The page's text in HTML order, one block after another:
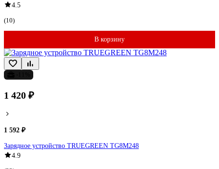
4.5
(10)
В корзину
1 420 ₽
1 592 ₽
Зарядное устройство TRUEGREEN TG8M248
4.9